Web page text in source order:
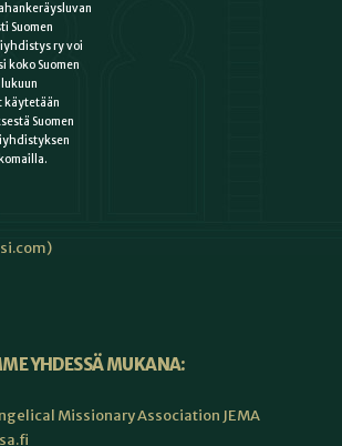
Suomen
ry voi
koko Suomen
käytetään
Suomen
YHDESSÄ MUKANA:
Missionary Association JEMA